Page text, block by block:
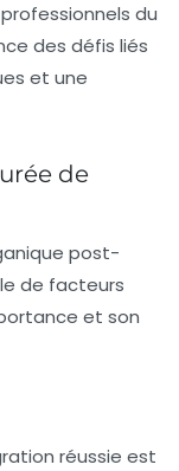
du
des défis liés
et une
de
post-
de facteurs
et son
réussie est